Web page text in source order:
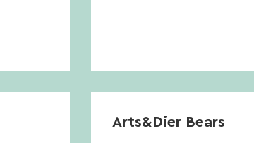
Arts&Dier Bears